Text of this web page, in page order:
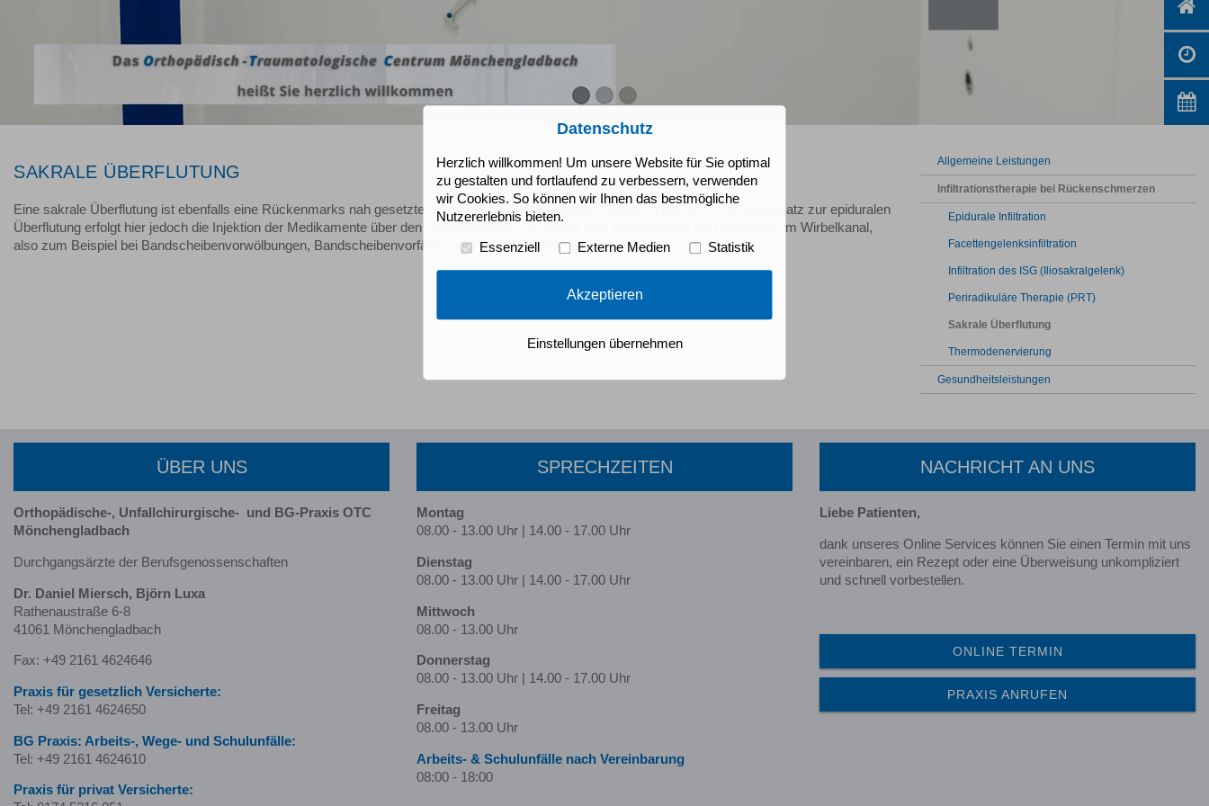
SAKRALE ÜBERFLUTUNG
Eine sakrale Überflutung ist ebenfalls eine Rückenmarks nah gesetzte Infiltration bei ausstrahlenden Rückenschmerzen, im Gegensatz zur epiduralen
Überflutung erfolgt hier jedoch die Injektion der Medikamente über den Steißbeinkanal. Sie eignet sich insbesondere bei Problemen im Wirbelkanal,
also zum Beispiel bei Bandscheibenvorwölbungen, Bandscheibenvorfällen oder Wirbelkanalenge.
Allgemeine Leistungen
Infiltrationstherapie bei Rückenschmerzen
Epidurale Infiltration
Facettengelenksinfiltration
Infiltration des ISG (Iliosakralgelenk)
Periradikuläre Therapie (PRT)
Sakrale Überflutung
Thermodenervierung
Gesundheitsleistungen
ÜBER UNS
Orthopädische-, Unfallchirurgische- und BG-Praxis OTC
Mönchengladbach
Durchgangsärzte der Berufsgenossenschaften
Dr. Daniel Miersch, Björn Luxa
Rathenaustraße 6-8
41061 Mönchengladbach
Fax: +49 2161 4624646
Praxis für gesetzlich Versicherte:
Tel: +49 2161 4624650
BG Praxis: Arbeits-, Wege- und Schulunfälle:
Tel: +49 2161 4624610
Praxis für privat Versicherte:
SPRECHZEITEN
Montag
08.00 - 13.00 Uhr | 14.00 - 17.00 Uhr
Dienstag
08.00 - 13.00 Uhr | 14.00 - 17.00 Uhr
Mittwoch
08.00 - 13.00 Uhr
Donnerstag
08.00 - 13.00 Uhr | 14.00 - 17.00 Uhr
Freitag
08.00 - 13.00 Uhr
Arbeits- & Schulunfälle nach Ver­ein­barung
08:00 - 18:00
NACHRICHT AN UNS
Liebe Patienten,
dank unseres Online Services können Sie einen Termin mit uns
vereinbaren, ein Rezept oder eine Überweisung unkompliziert
und schnell vorbestellen.
ONLINE TERMIN
PRAXIS ANRUFEN
Datenschutz
Herzlich willkommen! Um unsere Website für Sie optimal
zu gestalten und fortlaufend zu verbessern, verwenden
wir Cookies. So können wir Ihnen das bestmögliche
Nutzererlebnis bieten.
Essenziell Externe Medien Statistik
Akzeptieren
Einstellungen übernehmen